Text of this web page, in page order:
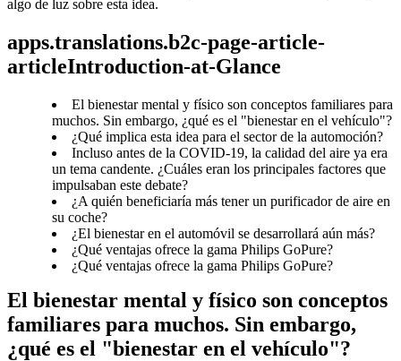
algo de luz sobre esta idea.
apps.translations.b2c-page-article-
articleIntroduction-at-Glance
El bienestar mental y físico son conceptos familiares para
muchos. Sin embargo, ¿qué es el "bienestar en el vehículo"?
¿Qué implica esta idea para el sector de la automoción?
Incluso antes de la COVID-19, la calidad del aire ya era
un tema candente. ¿Cuáles eran los principales factores que
impulsaban este debate?
¿A quién beneficiaría más tener un purificador de aire en
su coche?
¿El bienestar en el automóvil se desarrollará aún más?
¿Qué ventajas ofrece la gama Philips GoPure?
¿Qué ventajas ofrece la gama Philips GoPure?
El bienestar mental y físico son conceptos
familiares para muchos. Sin embargo,
¿qué es el "bienestar en el vehículo"?